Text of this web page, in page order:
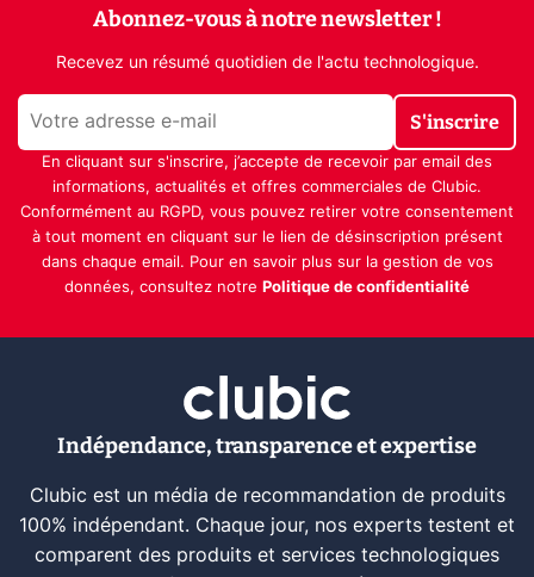
Abonnez-vous à notre newsletter !
Recevez un résumé quotidien de l'actu technologique.
S'inscrire
En cliquant sur s'inscrire, j’accepte de recevoir par email des
informations, actualités et offres commerciales de Clubic.
Conformément au RGPD, vous pouvez retirer votre consentement
à tout moment en cliquant sur le lien de désinscription présent
dans chaque email. Pour en savoir plus sur la gestion de vos
données, consultez notre Politique de confidentialité
Indépendance, transparence et expertise
Clubic est un média de recommandation de produits
100% indépendant. Chaque jour, nos experts testent et
comparent des produits et services technologiques